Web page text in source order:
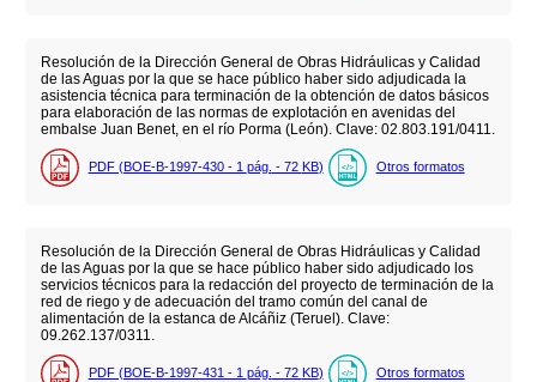
Resolución de la Dirección General de Obras Hidráulicas y Calidad
de las Aguas por la que se hace público haber sido adjudicada la
asistencia técnica para terminación de la obtención de datos básicos
para elaboración de las normas de explotación en avenidas del
embalse Juan Benet, en el río Porma (León). Clave: 02.803.191/0411.
PDF (BOE-B-1997-430 - 1 pág. - 72 KB) Otros formatos
Resolución de la Dirección General de Obras Hidráulicas y Calidad
de las Aguas por la que se hace público haber sido adjudicado los
servicios técnicos para la redacción del proyecto de terminación de la
red de riego y de adecuación del tramo común del canal de
alimentación de la estanca de Alcáñiz (Teruel). Clave:
09.262.137/0311.
PDF (BOE-B-1997-431 - 1 pág. - 72 KB) Otros formatos